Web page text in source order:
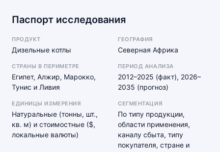
Паспорт исследования
ПРОДУКТ
Дизельные котлы
ГЕОГРАФИЯ
Северная Африка
СТРАНЫ В ПЕРИМЕТРЕ
Египет, Алжир, Марокко,
Тунис и Ливия
ПЕРИОД АНАЛИЗА
2012–2025 (факт), 2026–
2035 (прогноз)
ЕДИНИЦЫ ИЗМЕРЕНИЯ
Натуральные (тонны, шт.,
кв. м) и стоимостные ($,
локальные валюты)
СЕГМЕНТАЦИЯ
По типу продукции,
области применения,
каналу сбыта, типу
покупателя, стране и